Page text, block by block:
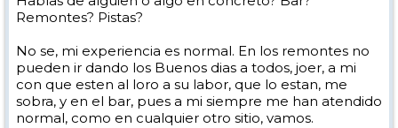
Remontes? Pistas?
No se, mi experiencia es normal. En los remontes no
pueden ir dando los Buenos dias a todos, joer, a mi
con que esten al loro a su labor, que lo estan, me
sobra, y en el bar, pues a mi siempre me han atendido
normal, como en cualquier otro sitio, vamos.